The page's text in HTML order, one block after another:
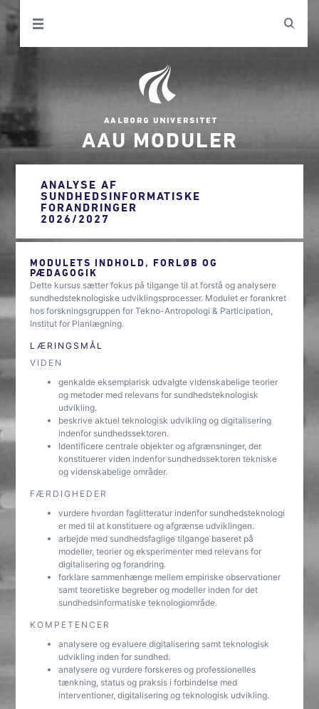
AAU MODULER
ANALYSE AF
SUNDHEDSINFORMATISKE
FORANDRINGER
2026/2027
MODULETS INDHOLD, FORLØB OG
PÆDAGOGIK
Dette kursus sætter fokus på tilgange til at forstå og analysere
sundhedsteknologiske udviklingsprocesser. Modulet er forankret
hos forskningsgruppen for Tekno-Antropologi & Participation,
Institut for Planlægning.
LÆRINGSMÅL
VIDEN
genkalde eksemplarisk udvalgte videnskabelige teorier
og metoder med relevans for sundhedsteknologisk
udvikling.
beskrive aktuel teknologisk udvikling og digitalisering
indenfor sundhedssektoren.
Identificere centrale objekter og afgrænsninger, der
konstituerer viden indenfor sundhedssektoren tekniske
og videnskabelige områder.
FÆRDIGHEDER
vurdere hvordan faglitteratur indenfor sundhedsteknologi
er med til at konstituere og afgrænse udviklingen.
arbejde med sundhedsfaglige tilgange baseret på
modeller, teorier og eksperimenter med relevans for
digitalisering og forandring.
forklare sammenhænge mellem empiriske observationer
samt teoretiske begreber og modeller inden for det
sundhedsinformatiske teknologiområde.
KOMPETENCER
analysere og evaluere digitalisering samt teknologisk
udvikling inden for sundhed.
analysere og vurdere forskeres og professionelles
tænkning, status og praksis i forbindelse med
interventioner, digitalisering og teknologisk udvikling.